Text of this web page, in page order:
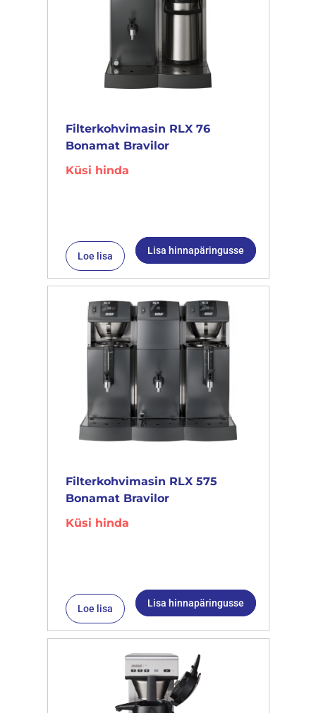
Filterkohvimasin RLX 76
Bonamat Bravilor
Küsi hinda
Loe lisa Lisa hinnapäringusse
Filterkohvimasin RLX 575
Bonamat Bravilor
Küsi hinda
Loe lisa Lisa hinnapäringusse